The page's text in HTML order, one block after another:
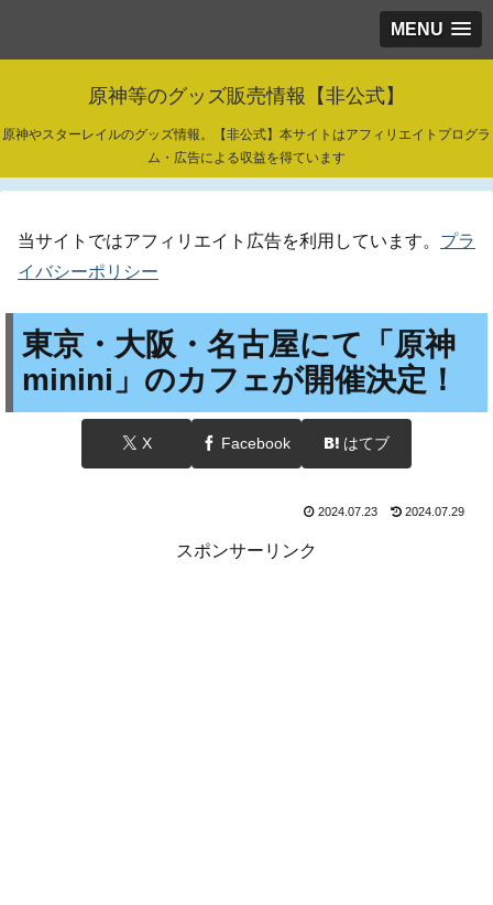
MENU
原神等のグッズ販売情報【非公式】
原神やスターレイルのグッズ情報。【非公式】本サイトはアフィリエイトプログラ
ム・広告による収益を得ています
当サイトではアフィリエイト広告を利用しています。 プラ
イバシーポリシー
東京・大阪・名古屋にて「原神
minini」のカフェが開催決定！
X Facebook はてブ
2024.07.23 2024.07.29
スポンサーリンク